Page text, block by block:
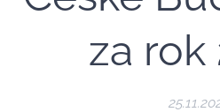
za rok